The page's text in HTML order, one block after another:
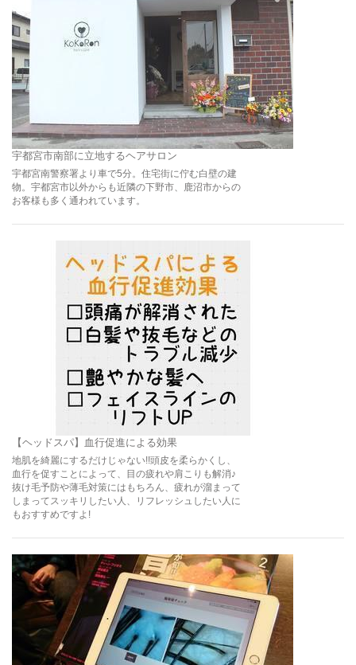
宇都宮市南部に立地するヘアサロン
宇都宮南警察署より車で5分。住宅街に佇む白壁の建
物。宇都宮市以外からも近隣の下野市、鹿沼市からの
お客様も多く通われています。
【ヘッドスパ】血行促進による効果
地肌を綺麗にするだけじゃない!!頭皮を柔らかくし、
血行を促すことによって、目の疲れや肩こりも解消♪
抜け毛予防や薄毛対策にはもちろん、疲れが溜まって
しまってスッキリしたい人、リフレッシュしたい人に
もおすすめですよ!